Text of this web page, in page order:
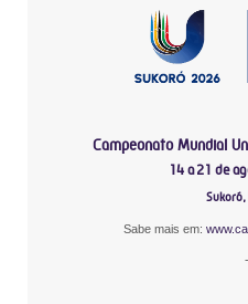
Campeonato Mundial
14 a 21 de
Sukoró,
Sabe mais em:
-